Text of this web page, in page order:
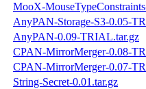
MooX-
AnyPAN-Storage-S3-0.05-
AnyPAN-0.09-TRIAL.tar.gz
CPAN-MirrorMerger-0.08-
CPAN-MirrorMerger-0.07-
String-Secret-0.01.tar.gz